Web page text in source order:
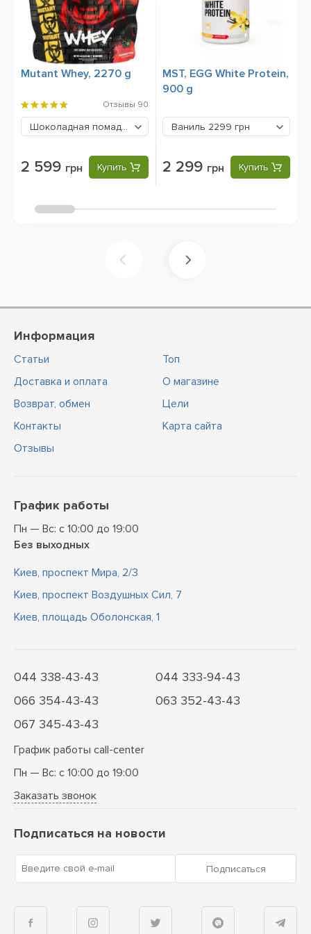
Mutant Whey, 2270 g
Отзывы 90
Шоколадная помадка 2599 грн
2 599 грн Купить
MST, EGG White Protein,
900 g
Ваниль 2299 грн
2 299 грн Купить
Информация
Статьи
Доставка и оплата
Возврат, обмен
Контакты
Отзывы
Топ
О магазине
Цели
Карта сайта
График работы
Пн — Вс: с 10:00 до 19:00
Без выходных
Киев, проспект Мира, 2/3
Киев, проспект Воздушных Сил, 7
Киев, площадь Оболонская, 1
044 338-43-43
044 333-94-43
066 354-43-43
063 352-43-43
067 345-43-43
График работы call-center
Пн — Вс: с 10:00 до 19:00
Заказать звонок
Подписаться на новости
Введите свой e-mail Подписаться